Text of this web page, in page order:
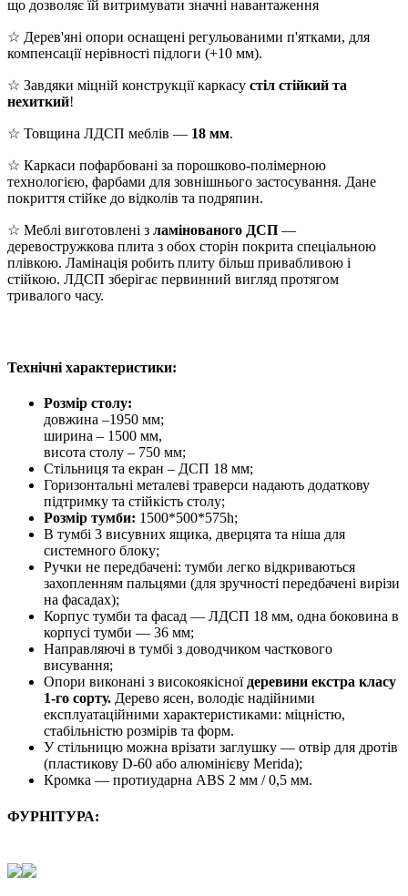
що дозволяє їй витримувати значні навантаження
☆ Дерев'яні опори оснащені регульованими п'ятками, для
компенсації нерівності підлоги (+10 мм).
☆ Завдяки міцній конструкції каркасу стіл стійкий та
нехиткий!
☆ Товщина ЛДСП меблів — 18 мм.
☆ Каркаси пофарбовані за порошково-полімерною
технологією, фарбами для зовнішнього застосування. Дане
покриття стійке до відколів та подряпин.
☆ Меблі виготовлені з ламінованого ДСП —
деревостружкова плита з обох сторін покрита спеціальною
плівкою. Ламінація робить плиту більш привабливою і
стійкою. ЛДСП зберігає первинний вигляд протягом
тривалого часу.
Технічні характеристики:
Розмір столу:
довжина –1950 мм;
ширина – 1500 мм,
висота столу – 750 мм;
Стільниця та екран – ДСП 18 мм;
Горизонтальні металеві траверси надають додаткову
підтримку та стійкість столу;
Розмір тумби: 1500*500*575h;
В тумбі 3 висувних ящика, дверцята та ніша для
системного блоку;
Ручки не передбачені: тумби легко відкриваються
захопленням пальцями (для зручності передбачені вирізи
на фасадах);
Корпус тумби та фасад — ЛДСП 18 мм, одна боковина в
корпусі тумби — 36 мм;
Направляючі в тумбі з доводчиком часткового
висування;
Опори виконані з високоякісноїдеревини екстра класу
1-го сорту. Дерево ясен, володіє надійними
експлуатаційними характеристиками: міцністю,
стабільністю розмірів та форм.
У стільницю можна врізати заглушку — отвір для дротів
(пластикову D-60 або алюмінієву Merida);
Кромка — протиударна ABS 2 мм / 0,5 мм.
ФУРНІТУРА: